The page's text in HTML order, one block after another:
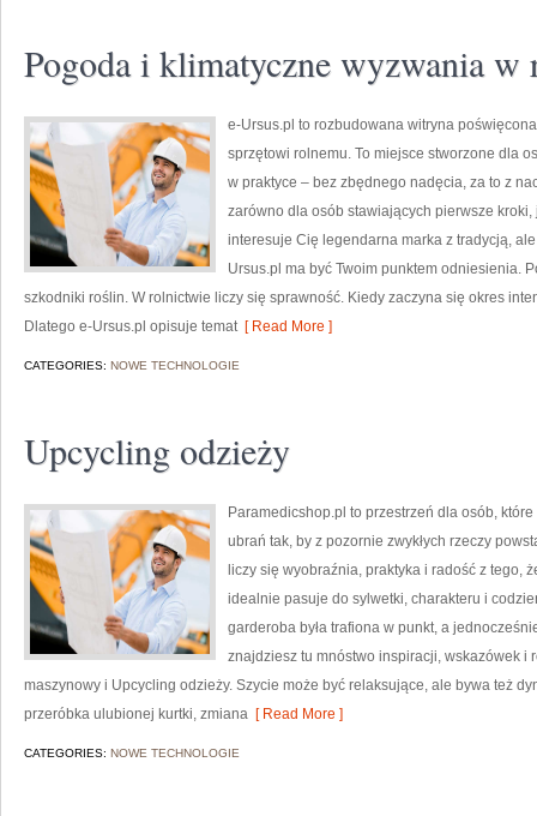
Pogoda i klimatyczne wyzwania
e-Ursus.pl to rozbudowana witryna
sprzętowi rolnemu. To miejsce stworzone dla
w praktyce – bez zbędnego nadęcia, za to z
zarówno dla osób stawiających pierwsze
interesuje Cię legendarna marka z tradycją,
Ursus.pl ma być Twoim punktem odniesienia.
szkodniki roślin. W rolnictwie liczy się sprawność. Kiedy zaczyna się okres
Dlatego e-Ursus.pl opisuje temat[ Read More ]
CATEGORIES: NOWE TECHNOLOGIE
Upcycling odzieży
Paramedicshop.pl to przestrzeń dla osób,
ubrań tak, by z pozornie zwykłych rzeczy
liczy się wyobraźnia, praktyka i radość z tego,
idealnie pasuje do sylwetki, charakteru i
garderoba była trafiona w punkt, a
znajdziesz tu mnóstwo inspiracji, wskazówek i
maszynowy i Upcycling odzieży. Szycie może być relaksujące, ale bywa też
przeróbka ulubionej kurtki, zmiana [ Read More ]
CATEGORIES: NOWE TECHNOLOGIE